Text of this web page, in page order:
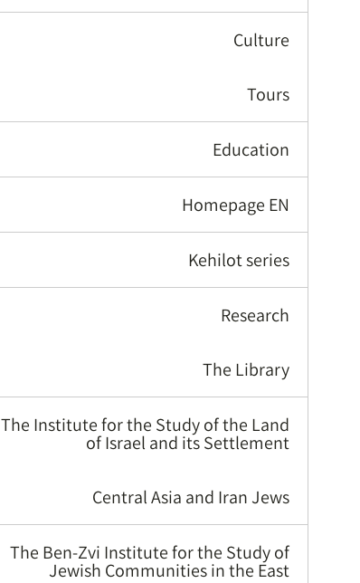
Culture
Tours
Education
Homepage EN
Kehilot series
Research
The Library
The Institute for the Study of the Land
of Israel and its Settlement
Central Asia and Iran Jews
The Ben-Zvi Institute for the Study of
Jewish Communities in the East